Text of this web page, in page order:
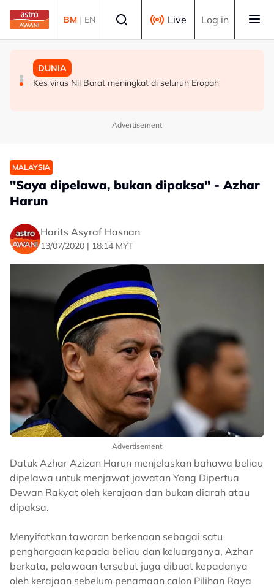
Skip to main content
BM | EN Live Log in
MALAYSIA
Kerajaan Negeri Selangor jumpa pekerja kilang
MALAYSIA
Ancaman penipuan digital kian serius, kerugian hampir
DUNIA
Kes virus Nil Barat meningkat di seluruh Eropah
Advertisement
MALAYSIA
"Saya dipelawa, bukan dipaksa" - Azhar
Harun
Harits Asyraf Hasnan
13/07/2020 | 18:14 MYT
Advertisement
Datuk Azhar Azizan Harun menjelaskan bahawa beliau
dipelawa untuk menjawat jawatan Yang Dipertua
Dewan Rakyat oleh kerajaan dan bukan diarah atau
dipaksa.
Menyifatkan tawaran berkenaan sebagai satu
penghargaan kepada beliau dan keluarganya, Azhar
berkata, pelawaan tersebut juga dibuat kepadanya
oleh kerajaan sebelum penamaan calon Pilihan Raya